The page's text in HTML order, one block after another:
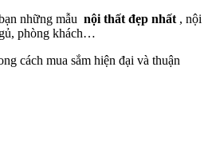
những mẫu nội thất đẹp nhất , nội
phòng khách…
cách mua sắm hiện đại và thuận